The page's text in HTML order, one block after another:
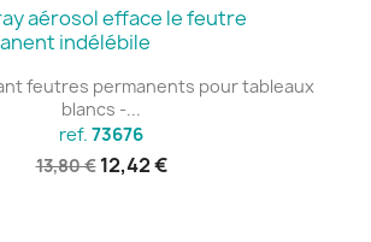
feutres permanents pour tableaux
blancs -...
ref. 73676
13,80 € 12,42 €